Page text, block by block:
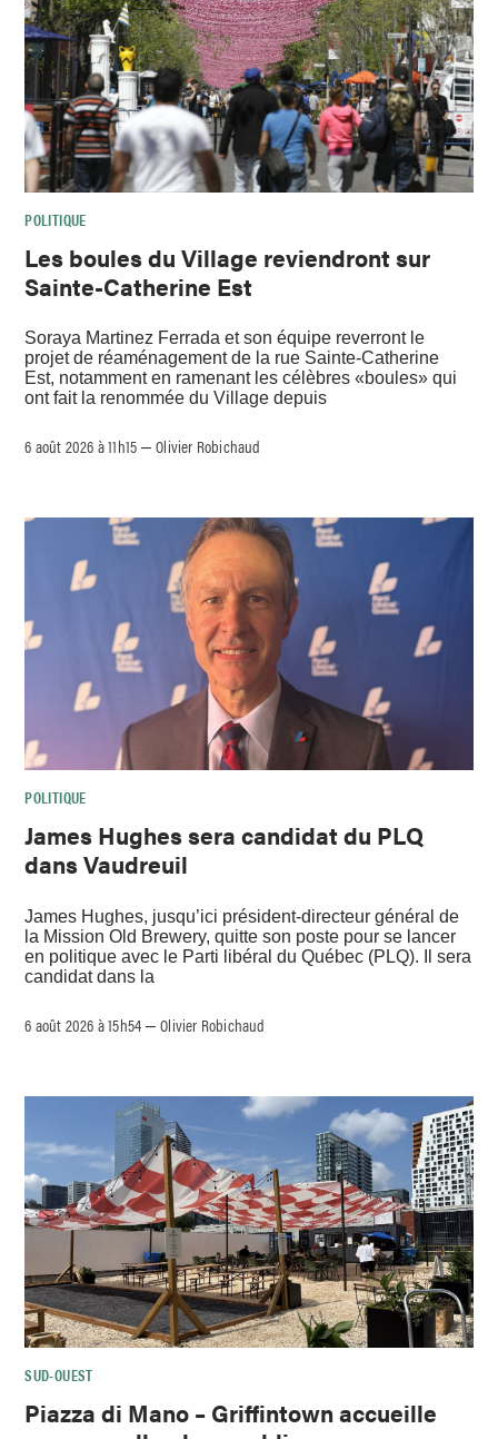
POLITIQUE
Les boules du Village reviendront sur
Sainte-Catherine Est
Soraya Martinez Ferrada et son équipe reverront le
projet de réaménagement de la rue Sainte-Catherine
Est, notamment en ramenant les célèbres «boules» qui
ont fait la renommée du Village depuis
6 août 2026 à 11h15 –Olivier Robichaud
POLITIQUE
James Hughes sera candidat du PLQ
dans Vaudreuil
James Hughes, jusqu’ici président-directeur général de
la Mission Old Brewery, quitte son poste pour se lancer
en politique avec le Parti libéral du Québec (PLQ). Il sera
candidat dans la
6 août 2026 à 15h54 –Olivier Robichaud
SUD-OUEST
Piazza di Mano – Griffintown accueille